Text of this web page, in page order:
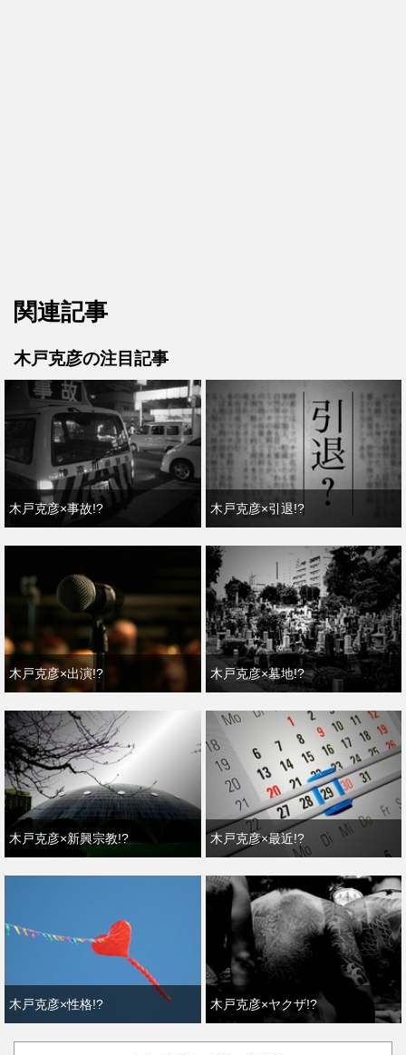
関連記事
木戸克彦の注目記事
木戸克彦×事故!? 木戸克彦×引退!?
木戸克彦×出演!? 木戸克彦×墓地!?
木戸克彦×新興宗教!? 木戸克彦×最近!?
木戸克彦×性格!? 木戸克彦×ヤクザ!?